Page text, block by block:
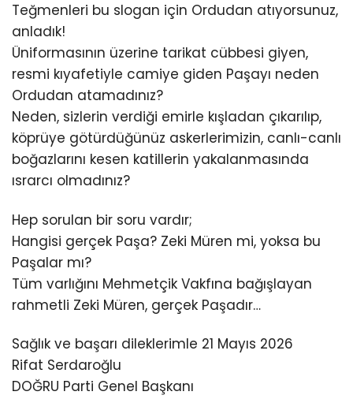
Teğmenleri bu slogan için Ordudan atıyorsunuz,
anladık!
Üniformasının üzerine tarikat cübbesi giyen,
resmi kıyafetiyle camiye giden Paşayı neden
Ordudan atamadınız?
Neden, sizlerin verdiği emirle kışladan çıkarılıp,
köprüye götürdüğünüz askerlerimizin, canlı-canlı
boğazlarını kesen katillerin yakalanmasında
ısrarcı olmadınız?
Hep sorulan bir soru vardır;
Hangisi gerçek Paşa? Zeki Müren mi, yoksa bu
Paşalar mı?
Tüm varlığını Mehmetçik Vakfına bağışlayan
rahmetli Zeki Müren, gerçek Paşadır…
Sağlık ve başarı dileklerimle 21 Mayıs 2026
Rifat Serdaroğlu
DOĞRU Parti Genel Başkanı